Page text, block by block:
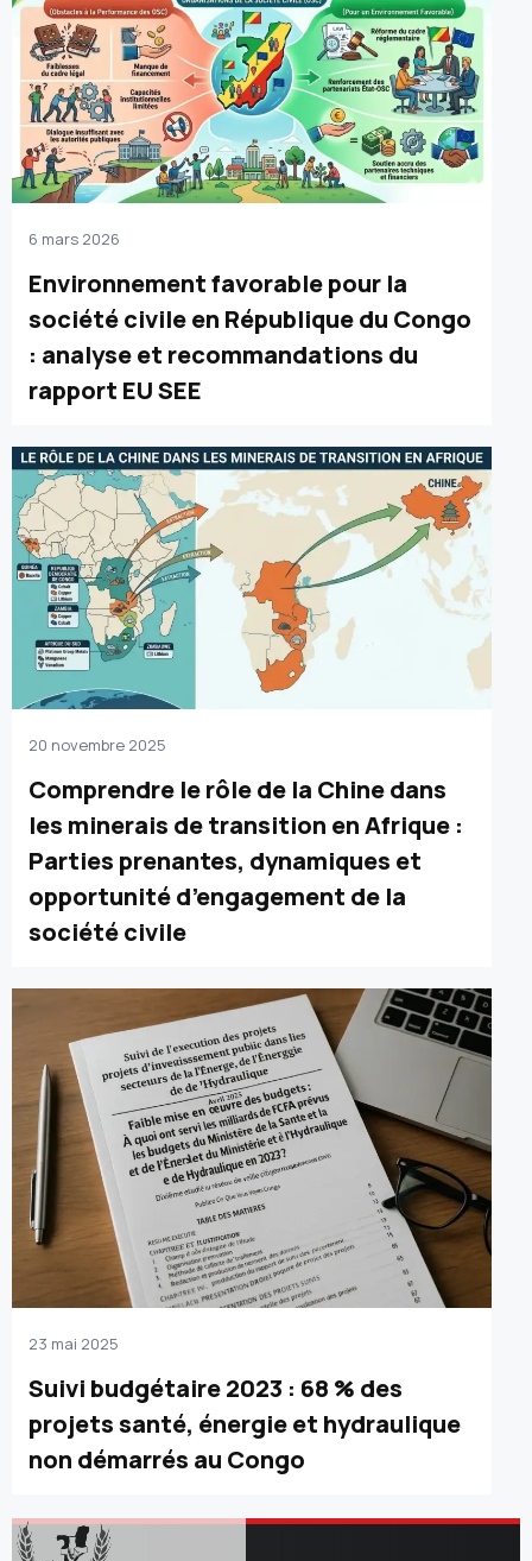
6 mars 2026
Environnement favorable pour la
société civile en République du Congo
: analyse et recommandations du
rapport EU SEE
20 novembre 2025
Comprendre le rôle de la Chine dans
les minerais de transition en Afrique :
Parties prenantes, dynamiques et
opportunité d’engagement de la
société civile
23 mai 2025
Suivi budgétaire 2023 : 68 % des
projets santé, énergie et hydraulique
non démarrés au Congo